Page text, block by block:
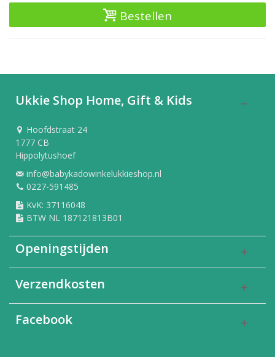
Bestellen
Ukkie Shop Home, Gift & Kids
Hoofdstraat 24
1777 CB
Hippolytushoef
info@babykadowinkelukkieshop.nl
0227-591485
KvK: 37116048
BTW NL 187121813B01
Openingstijden
Verzendkosten
Facebook